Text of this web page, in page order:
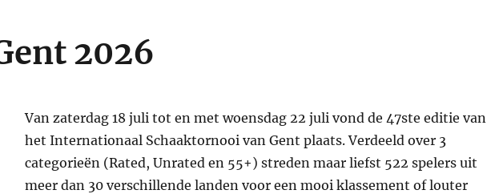
2026
Van zaterdag 18 juli tot en met woensdag 22 juli vond de 47ste editie van
het Internationaal Schaaktornooi van Gent plaats. Verdeeld over 3
categorieën (Rated, Unrated en 55+) streden maar liefst 522 spelers uit
meer dan 30 verschillende landen voor een mooi klassement of louter